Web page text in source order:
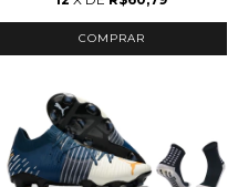
COMPRAR